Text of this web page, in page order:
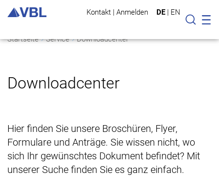
Kontakt | Anmelden DE | EN
Suche
Startseite Service Downloadcenter
Downloadcenter
Hier finden Sie unsere Broschüren, Flyer,
Formulare und Anträge. Sie wissen nicht, wo
sich Ihr gewünschtes Dokument befindet? Mit
unserer Suche finden Sie es ganz einfach.